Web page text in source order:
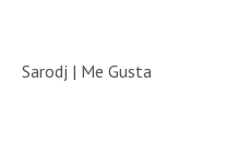
Sarodj | Me Gusta